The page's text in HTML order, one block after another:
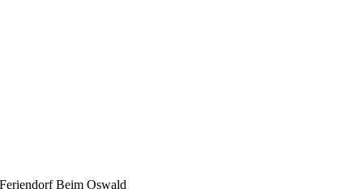
Feriendorf Beim Oswald